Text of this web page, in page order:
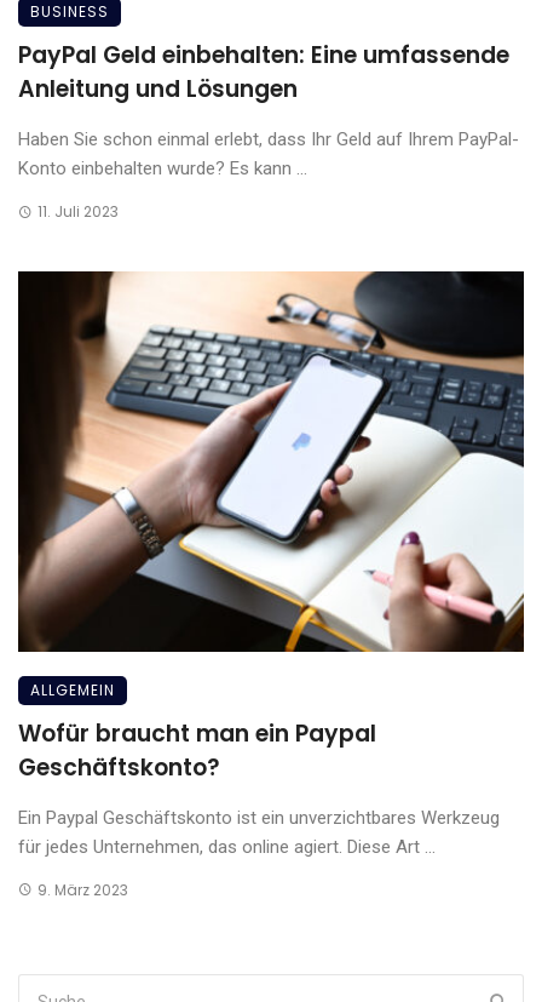
BUSINESS
PayPal Geld einbehalten: Eine umfassende
Anleitung und Lösungen
Haben Sie schon einmal erlebt, dass Ihr Geld auf Ihrem PayPal-
Konto einbehalten wurde? Es kann ...
11. Juli 2023
ALLGEMEIN
Wofür braucht man ein Paypal
Geschäftskonto?
Ein Paypal Geschäftskonto ist ein unverzichtbares Werkzeug
für jedes Unternehmen, das online agiert. Diese Art ...
9. März 2023